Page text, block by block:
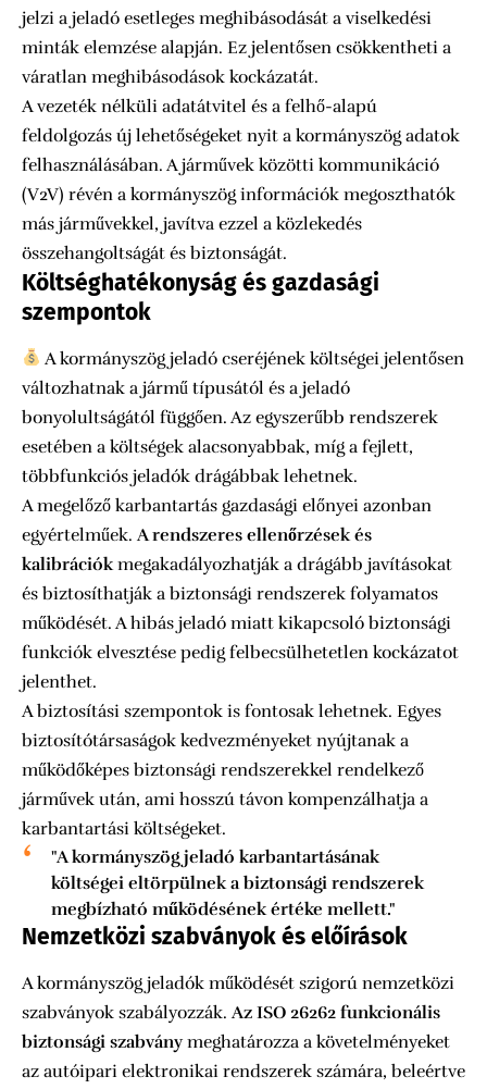
jelzi a jeladó esetleges meghibásodását a viselkedési
minták elemzése alapján. Ez jelentősen csökkentheti a
váratlan meghibásodások kockázatát.
A vezeték nélküli adatátvitel és a felhő-alapú
feldolgozás új lehetőségeket nyit a kormányszög adatok
felhasználásában. A járművek közötti kommunikáció
(V2V) révén a kormányszög információk megoszthatók
más járművekkel, javítva ezzel a közlekedés
összehangoltságát és biztonságát.
Költséghatékonyság és gazdasági
szempontok
A kormányszög jeladó cseréjének költségei jelentősen
változhatnak a jármű típusától és a jeladó
bonyolultságától függően. Az egyszerűbb rendszerek
esetében a költségek alacsonyabbak, míg a fejlett,
többfunkciós jeladók drágábbak lehetnek.
A megelőző karbantartás gazdasági előnyei azonban
egyértelműek. A rendszeres ellenőrzések és
kalibrációkmegakadályozhatják a drágább javításokat
és biztosíthatják a biztonsági rendszerek folyamatos
működését. A hibás jeladó miatt kikapcsoló biztonsági
funkciók elvesztése pedig felbecsülhetetlen kockázatot
jelenthet.
A biztosítási szempontok is fontosak lehetnek. Egyes
biztosítótársaságok kedvezményeket nyújtanak a
működőképes biztonsági rendszerekkel rendelkező
járművek után, ami hosszú távon kompenzálhatja a
karbantartási költségeket.
"A kormányszög jeladó karbantartásának
költségei eltörpülnek a biztonsági rendszerek
megbízható működésének értéke mellett."
Nemzetközi szabványok és előírások
A kormányszög jeladók működését szigorú nemzetközi
szabványok szabályozzák. Az ISO 26262 funkcionális
biztonsági szabványmeghatározza a követelményeket
az autóipari elektronikai rendszerek számára, beleértve